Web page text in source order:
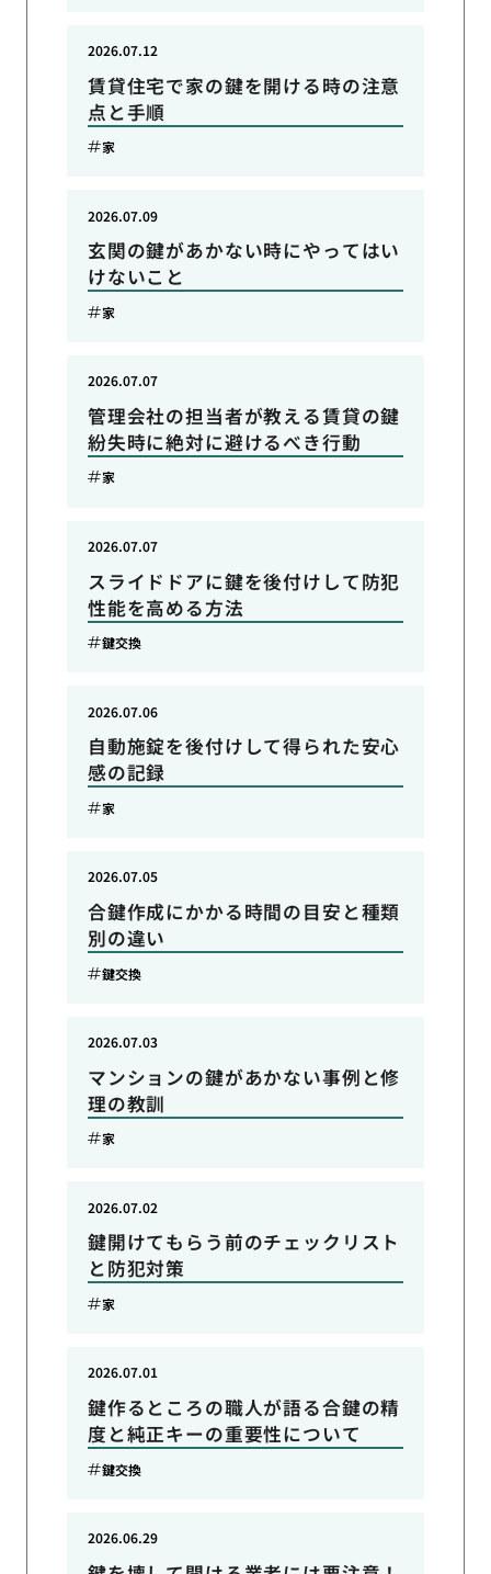
賃貸住宅で家の鍵を開ける時の注意
点と手順
2026.07.12
家
玄関の鍵があかない時にやってはい
けないこと
2026.07.09
家
管理会社の担当者が教える賃貸の鍵
紛失時に絶対に避けるべき行動
2026.07.07
家
スライドドアに鍵を後付けして防犯
性能を高める方法
2026.07.07
鍵交換
自動施錠を後付けして得られた安心
感の記録
2026.07.06
家
合鍵作成にかかる時間の目安と種類
別の違い
2026.07.05
鍵交換
マンションの鍵があかない事例と修
理の教訓
2026.07.03
家
鍵開けてもらう前のチェックリスト
と防犯対策
2026.07.02
家
鍵作るところの職人が語る合鍵の精
度と純正キーの重要性について
2026.07.01
鍵交換
2026.06.29